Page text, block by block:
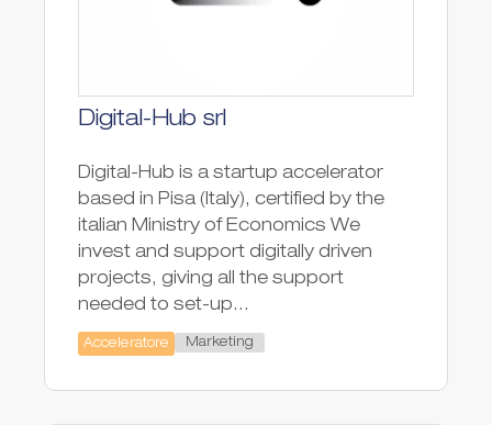
Digital-Hub srl
Digital-Hub is a startup accelerator
based in Pisa (Italy), certified by the
italian Ministry of Economics We
invest and support digitally driven
projects, giving all the support
needed to set-up...
Acceleratore Marketing